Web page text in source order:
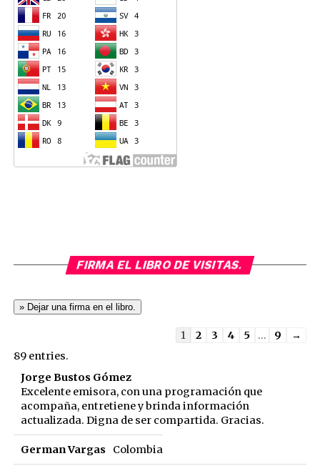
FIRMA EL LIBRO DE VISITAS.
Guestbook
1 2 3 4 5 ... 9
→
89 entries.
Jorge Bustos Gómez
Excelente emisora, con una programación que
acompaña, entretiene y brinda información
actualizada. Digna de ser compartida. Gracias.
German Vargas Colombia